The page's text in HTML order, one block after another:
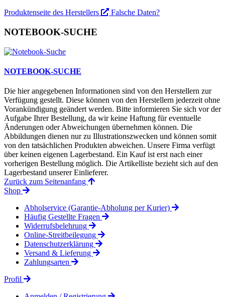
Produktenseite des Herstellers Falsche Daten?
NOTEBOOK-SUCHE
NOTEBOOK-SUCHE
Die hier angegebenen Informationen sind von den Herstellern zur
Verfügung gestellt. Diese können von den Herstellern jederzeit ohne
Vorankündigung geändert werden. Bitte informieren Sie sich vor der
Aufgabe Ihrer Bestellung, da wir keine Haftung für eventuelle
Änderungen oder Abweichungen übernehmen können. Die
Abbildungen dienen nur zu Illustrationszwecken und können somit
von den tatsächlichen Produkten abweichen. Unsere Firma verfügt
über keinen eigenen Lagerbestand. Ein Kauf ist erst nach einer
vorherigen Bestellung möglich. Die Artikelliste bezieht sich auf den
Lagerbestand unserer Einlieferer.
Zurück zum Seitenanfang
Shop
Abholservice (Garantie-Abholung per Kurier)
Häufig Gestellte Fragen
Widerrufsbelehrung
Online-Streitbeilegung
Datenschutzerklärung
Versand & Lieferung
Zahlungsarten
Profil